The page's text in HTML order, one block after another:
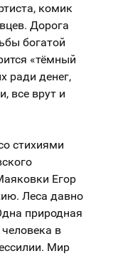
комик
Дорога
богатой
«тёмный
ради денег,
все врут и
стихиями
Егор
Леса давно
природная
в
Мир